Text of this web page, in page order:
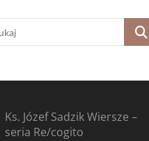
Szukaj
Ks. Józef Sadzik Wiersze –
seria Re/cogito